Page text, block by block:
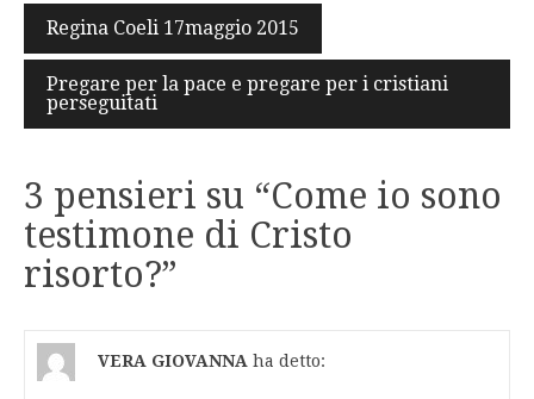
Navigazione
articoli
Regina Coeli 17maggio 2015
Pregare per la pace e pregare per i cristiani
perseguitati
3 pensieri su “Come io sono
testimone di Cristo
risorto?”
VERA GIOVANNA ha detto: